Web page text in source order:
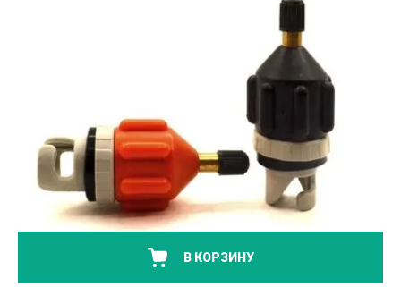
В КОРЗИНУ